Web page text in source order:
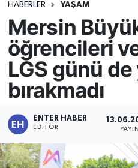
HABERLER YAŞAM
Mersin
öğrencileri
LGS günü de
bırakmadı
ENTER HABER
EDITÖR